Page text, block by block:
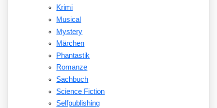
Krimi
Musical
Mystery
Märchen
Phantastik
Romanze
Sachbuch
Science Fiction
Selfpublishing